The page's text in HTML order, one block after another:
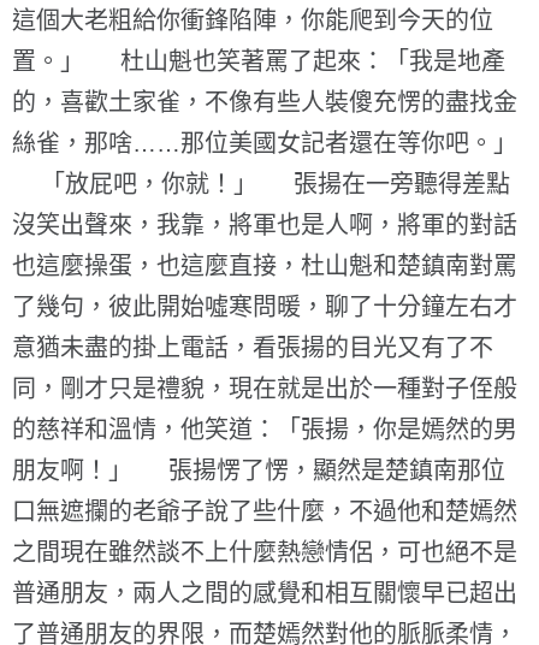
這個大老粗給你衝鋒陷陣，你能爬到今天的位
置。」 杜山魁也笑著罵了起來：「我是地產
的，喜歡土家雀，不像有些人裝傻充愣的盡找金
絲雀，那啥……那位美國女記者還在等你吧。」
「放屁吧，你就！」 張揚在一旁聽得差點
沒笑出聲來，我靠，將軍也是人啊，將軍的對話
也這麼操蛋，也這麼直接，杜山魁和楚鎮南對罵
了幾句，彼此開始噓寒問暖，聊了十分鐘左右才
意猶未盡的掛上電話，看張揚的目光又有了不
同，剛才只是禮貌，現在就是出於一種對子侄般
的慈祥和溫情，他笑道：「張揚，你是嫣然的男
朋友啊！」 張揚愣了愣，顯然是楚鎮南那位
口無遮攔的老爺子說了些什麼，不過他和楚嫣然
之間現在雖然談不上什麼熱戀情侶，可也絕不是
普通朋友，兩人之間的感覺和相互關懷早已超出
了普通朋友的界限，而楚嫣然對他的脈脈柔情，